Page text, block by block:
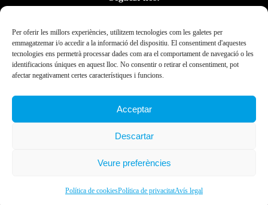
Per oferir les millors experiències, utilitzem tecnologies com les galetes per
emmagatzemar i/o accedir a la informació del dispositiu. El consentiment d'aquestes
tecnologies ens permetrà processar dades com ara el comportament de navegació o les
identificacions úniques en aquest lloc. No consentir o retirar el consentiment, pot
afectar negativament certes característiques i funcions.
Acceptar
Descartar
Veure preferències
Política de cookiesPolítica de privacitatAvís legal
Ebrexperience © 2019. All rights reserved 2023.
Presidència